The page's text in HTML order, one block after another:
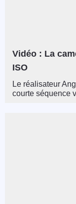
Vidéo : La
ISO
Le réalisateur
courte séquence